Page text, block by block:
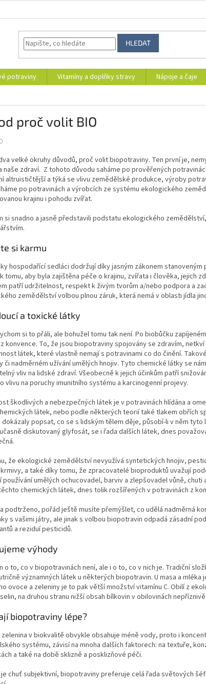
HLEDAT
potraviny Vitamíny a doplňky stravy Nápoje a čaje
proč volit BIO
velké okruhy důvodů, proč volit biopotraviny. Ten první je,
naše zdraví. Z tohoto důvodu saháme po prověřených
altruističtější a týká se vlivu zemědělské produkce, výroby
po potravinách a výrobcích ze systému ekologického
krajinu i pohodu zvířat.
si snadno a jasně představili podstatu ekologického
si karmu
hospodařící sedláci dodržují díky jasným zákonem
tomu, aby byla zajištěna péče o krajinu, zvířata i člověka, jejich
patří udržitelnost, respekt k živým tvorům a/nebo podpora a
zemědělství volbou plnou záruk, která nemá v oblasti jídla
a toxické látky
si to přáli, ale bohužel tomu tak není. Po biobůčku
konvence. To, že jsou biopotraviny spojovány se zdravím,
látek, které vlastně nemají s potravinami co do činění.
či nadměrném užívání umělých hnojiv. Tyto chemické látky se
vliv na lidské zdraví. Všeobecně k jejich účinkům patří
vlivu na poruchy imunitního systému a karcinogenní projevy.
škodlivých a nebezpečných látek je v potravinách hlídána a
látek, nebo podle některých teorií také tlakem obřích
popsat, co se s lidským tělem děje, působí-li v něm tyto
diskutovaný glyfosát, se i řada dalších látek, dnes
že ekologické zemědělství nevyužívá syntetických hnojiv,
a také díky tomu, že zpracovatelé bioproduktů uvažují
používání umělých ochucovadel, barviv a zlepšovadel vůně,
chemických látek, dnes tolik rozšířených v potravinách z
podtrženo, pořád ještě musíte přemýšlet, co udělá nadměrná
s vašimi játry, ale jinak s volbou biopotravin odpadá zásadní
a reziduí pesticidů.
výhody
o to, co v biopotravinách není, ale i o to, co v nich je. Tradiční
významných látek u některých biopotravin. U masa a
ovoce a zeleniny je to pak větší množství vitamínu C. Obilí z
na druhou stranu nižší obsah bílkovin v obilovinách
biopotraviny lépe?
v biokvalitě obvykle obsahuje méně vody, proto i
systému, závisí na mnoha dalších faktorech: na textuře,
a také na době sklizně a posklizňové péči.
chuť subjektivní, biopotraviny preferuje celá řada světových